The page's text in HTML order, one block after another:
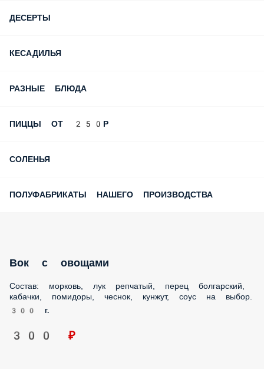
ДЕСЕРТЫ
КЕСАДИЛЬЯ
РАЗНЫЕ БЛЮДА
ПИЦЦЫ ОТ 250Р
СОЛЕНЬЯ
ПОЛУФАБРИКАТЫ НАШЕГО ПРОИЗВОДСТВА
Вок c овощами
Состав: морковь, лук репчатый, перец болгарский,
кабачки, помидоры, чеснок, кунжут, соус на выбор.
300 г.
300 ₽